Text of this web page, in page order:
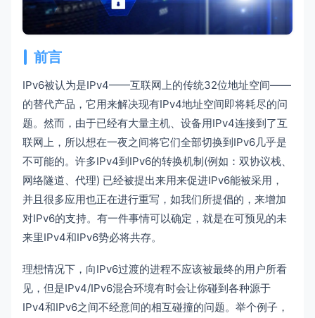
前言
IPv6被认为是IPv4——互联网上的传统32位地址空间——
的替代产品，它用来解决现有IPv4地址空间即将耗尽的问
题。然而，由于已经有大量主机、设备用IPv4连接到了互
联网上，所以想在一夜之间将它们全部切换到IPv6几乎是
不可能的。许多IPv4到IPv6的转换机制(例如：双协议栈、
网络隧道、代理) 已经被提出来用来促进IPv6能被采用，
并且很多应用也正在进行重写，如我们所提倡的，来增加
对IPv6的支持。有一件事情可以确定，就是在可预见的未
来里IPv4和IPv6势必将共存。
理想情况下，向IPv6过渡的进程不应该被最终的用户所看
见，但是IPv4/IPv6混合环境有时会让你碰到各种源于
IPv4和IPv6之间不经意间的相互碰撞的问题。举个例子，